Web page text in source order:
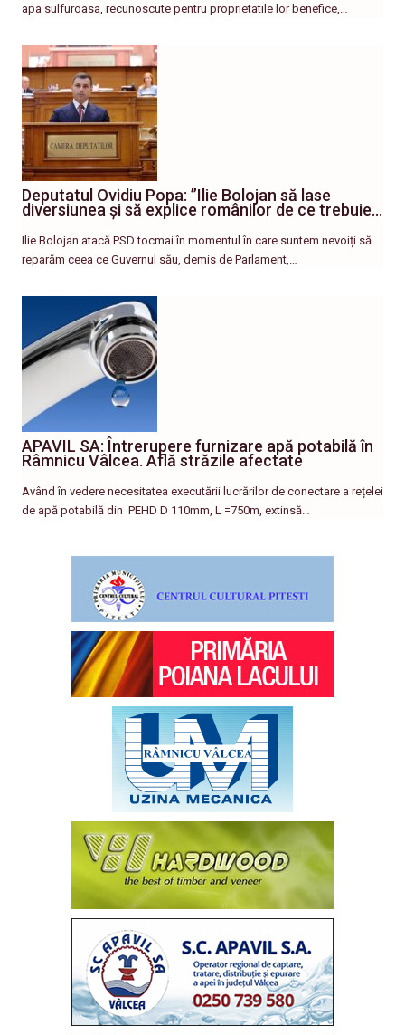
apa sulfuroasa, recunoscute pentru proprietatile lor benefice,…
Deputatul Ovidiu Popa: ”Ilie Bolojan să lase
diversiunea și să explice românilor de ce trebuie…
Ilie Bolojan atacă PSD tocmai în momentul în care suntem nevoiți să
reparăm ceea ce Guvernul său, demis de Parlament,…
APAVIL SA: Întrerupere furnizare apă potabilă în
Râmnicu Vâlcea. Află străzile afectate
Având în vedere necesitatea executării lucrărilor de conectare a rețelei
de apă potabilă din PEHD D 110mm, L =750m, extinsă…